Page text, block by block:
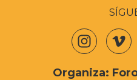
Organiza: